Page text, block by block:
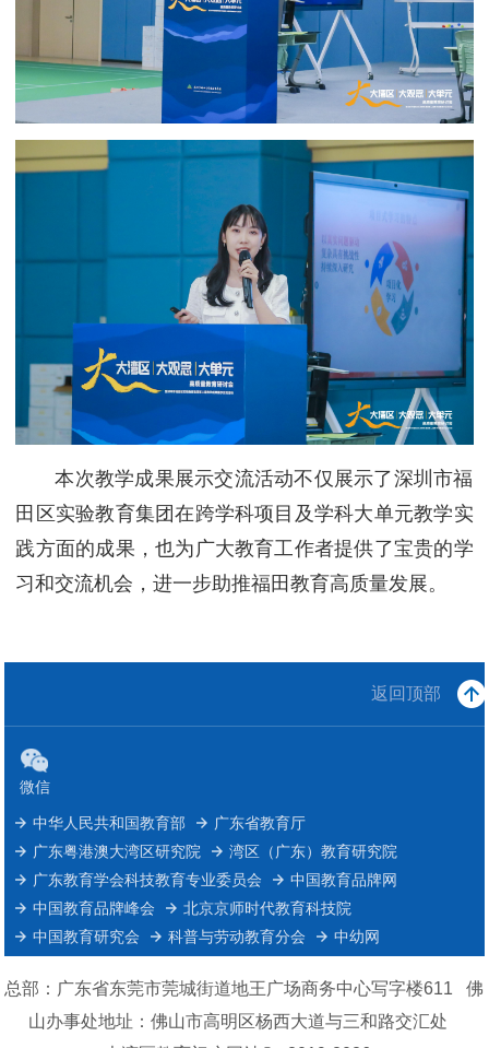
本次教学成果展示交流活动不仅展示了深圳市福
田区实验教育集团在跨学科项目及学科大单元教学实
践方面的成果，也为广大教育工作者提供了宝贵的学
习和交流机会，进一步助推福田教育高质量发展。
返回顶部
微信
中华人民共和国教育部
广东省教育厅
广东粤港澳大湾区研究院
湾区（广东）教育研究院
广东教育学会科技教育专业委员会
中国教育品牌网
中国教育品牌峰会
北京京师时代教育科技院
中国教育研究会
科普与劳动教育分会 中幼网
总部：广东省东莞市莞城街道地王广场商务中心写字楼611 佛
山办事处地址：佛山市高明区杨西大道与三和路交汇处